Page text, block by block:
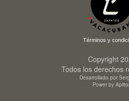
Términos y
Copyright
Todos los derechos
Desarrollado por
Power by